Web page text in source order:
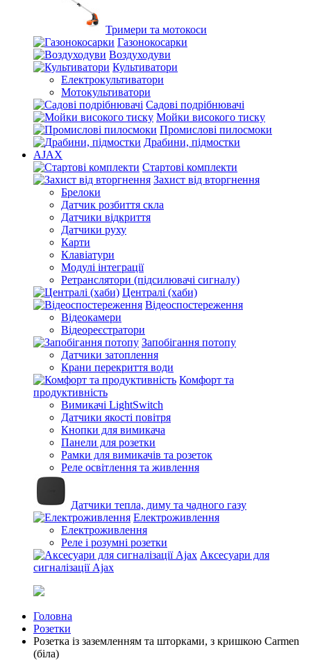
Тримери та мотокоси
Газонокосарки
Воздуходуви
Культиватори
Електрокультиватори
Мотокультиватори
Садові подрібнювачі
Мойки високого тиску
Промислові пилосмоки
Драбини, підмостки
AJAX
Стартові комплекти
Захист від вторгнення
Брелоки
Датчик розбиття скла
Датчики відкриття
Датчики руху
Карти
Клавіатури
Модулі інтеграції
Ретранслятори (підсилювачі сигналу)
Централі (хаби)
Відеоспостереження
Відеокамери
Відеореєстратори
Запобігання потопу
Датчики затоплення
Крани перекриття води
Комфорт та
продуктивність
Вимикачі LightSwitch
Датчики якості повітря
Кнопки для вимикача
Панели для розетки
Рамки для вимикачів та розеток
Реле освітлення та живлення
Датчики тепла, диму та чадного газу
Електроживлення
Електроживлення
Реле і розумні розетки
Аксесуари для
сигналізації Ajax
Головна
Розетки
Розетка із заземленням та шторками, з кришкою Carmen
(біла)